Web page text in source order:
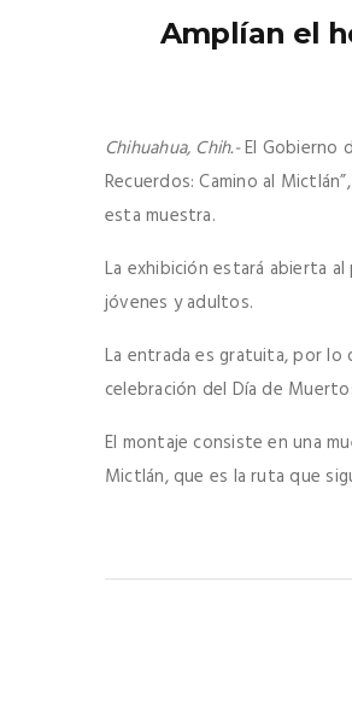
Amplían el
Chihuahua, Chih.-El Gobierno
Recuerdos: Camino al
esta muestra.
La exhibición estará abierta
jóvenes y adultos.
La entrada es gratuita, por lo
celebración del Día de
El montaje consiste en una
Mictlán, que es la ruta que